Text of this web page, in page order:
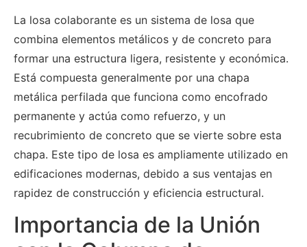
La losa colaborante es un sistema de losa que
combina elementos metálicos y de concreto para
formar una estructura ligera, resistente y económica.
Está compuesta generalmente por una chapa
metálica perfilada que funciona como encofrado
permanente y actúa como refuerzo, y un
recubrimiento de concreto que se vierte sobre esta
chapa. Este tipo de losa es ampliamente utilizado en
edificaciones modernas, debido a sus ventajas en
rapidez de construcción y eficiencia estructural.
Importancia de la Unión